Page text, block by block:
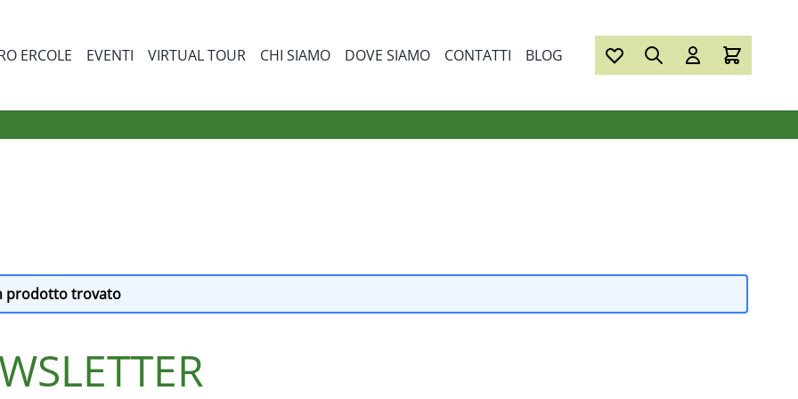
for Prodotti
ERCOLE EVENTI VIRTUAL TOUR CHI SIAMO DOVE SIAMO CONTATTI BLOG
prodotto trovato